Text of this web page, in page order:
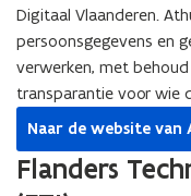
Digitaal Vlaanderen.
persoonsgegevens en
verwerken, met
transparantie voor wie
Naar de website van
nieuw
venster
Flanders